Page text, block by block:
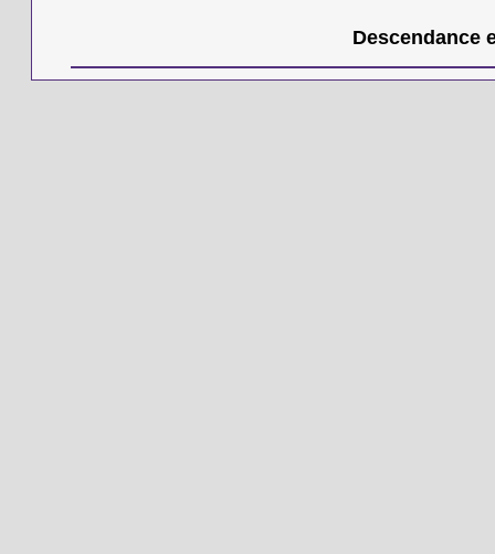
Descendance